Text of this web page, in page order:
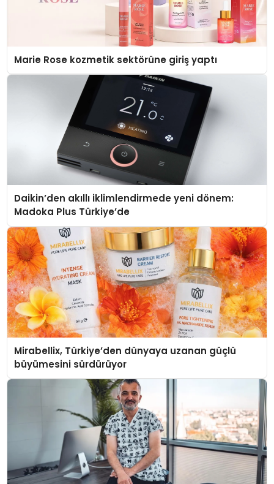
Marie Rose kozmetik sektörüne giriş yaptı
Daikin’den akıllı iklimlendirmede yeni dönem:
Madoka Plus Türkiye’de
Mirabellix, Türkiye’den dünyaya uzanan güçlü
büyümesini sürdürüyor